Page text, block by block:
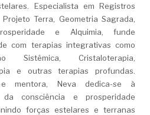
Especialista em Registros
Projeto Terra, Geometria Sagrada,
e Alquimia, funde
com terapias integrativas como
Sistêmica, Cristaloterapia,
e outras terapias profundas.
e mentora, Neva dedica-se à
da consciência e prosperidade
forças estelares e terranas